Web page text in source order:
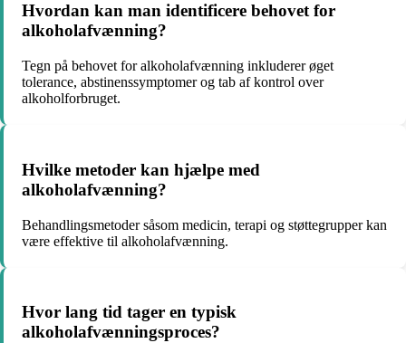
Hvordan kan man identificere behovet for
alkoholafvænning?
Tegn på behovet for alkoholafvænning inkluderer øget
tolerance, abstinenssymptomer og tab af kontrol over
alkoholforbruget.
Hvilke metoder kan hjælpe med
alkoholafvænning?
Behandlingsmetoder såsom medicin, terapi og støttegrupper kan
være effektive til alkoholafvænning.
Hvor lang tid tager en typisk
alkoholafvænningsproces?